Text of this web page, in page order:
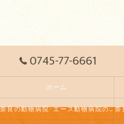
0745-77-6661
ホーム
奈良の動物病院･エース動物病院の口コミ情報